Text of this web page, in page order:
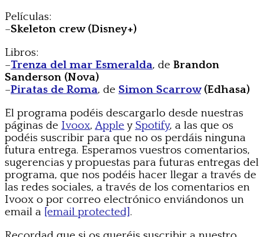
Películas:
–Skeleton crew (Disney+)
Libros:
–Trenza del mar Esmeralda, de Brandon
Sanderson (Nova)
–Piratas de Roma, de Simon Scarrow(Edhasa)
El programa podéis descargarlo desde nuestras
páginas de Ivoox, Apple y Spotify, a las que os
podéis suscribir para que no os perdáis ninguna
futura entrega. Esperamos vuestros comentarios,
sugerencias y propuestas para futuras entregas del
programa, que nos podéis hacer llegar a través de
las redes sociales, a través de los comentarios en
Ivoox o por correo electrónico enviándonos un
email a [email protected].